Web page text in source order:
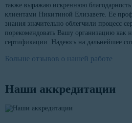
также выражаю искреннюю благодарность
клиентами Никитиной Елизавете. Ее
знания значительно облегчили процесс
порекомендовать Вашу организацию как
сертификации. Надеюсь на дальнейшее
Больше отзывов о нашей работе
Наши аккредитации